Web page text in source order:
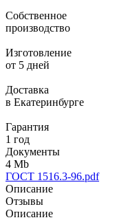
Собственное
производство
Изготовление
от 5 дней
Доставка
в Екатеринбурге
Гарантия
1 год
Документы
4 Mb
ГОСТ 1516.3-96.pdf
Описание
Отзывы
Описание